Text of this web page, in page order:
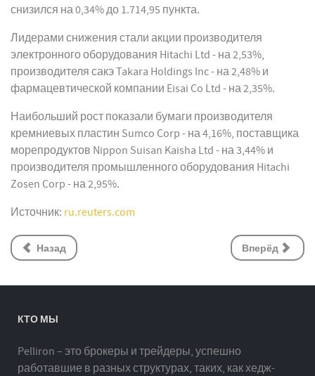
снизился на 0,34% до 1.714,95 пункта.
Лидерами снижения стали акции производителя
электронного оборудования Hitachi Ltd - на 2,53%,
производителя сакэ Takara Holdings Inc - на 2,48% и
фармацевтической компании Eisai Co Ltd - на 2,35%.
Наибольший рост показали бумаги производителя
кремниевых пластин Sumco Corp - на 4,16%, поставщика
морепродуктов Nippon Suisan Kaisha Ltd - на 3,44% и
производителя промышленного оборудования Hitachi
Zosen Corp - на 2,95%.
Источник: ru.reuters.com
Назад Вперёд
КТО МЫ
Pelliron – это брокеры и трейдеры, успешно
работавшие в разных структурах, таких, как хедж-